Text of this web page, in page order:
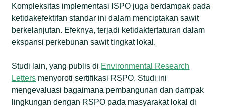
Kompleksitas implementasi ISPO juga berdampak pada
ketidakefektifan standar ini dalam menciptakan sawit
berkelanjutan. Efeknya, terjadi ketidaktertaturan dalam
ekspansi perkebunan sawit tingkat lokal.
Studi lain, yang publis di Environmental Research
Letters menyoroti sertifikasi RSPO. Studi ini
mengevaluasi bagaimana pembangunan dan dampak
lingkungan dengan RSPO pada masyarakat lokal di